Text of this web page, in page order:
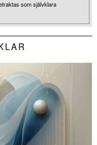
som självklara